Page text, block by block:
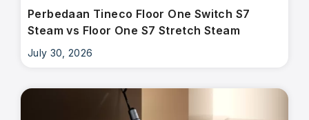
Perbedaan Tineco Floor One Switch S7
Steam vs Floor One S7 Stretch Steam
July 30, 2026